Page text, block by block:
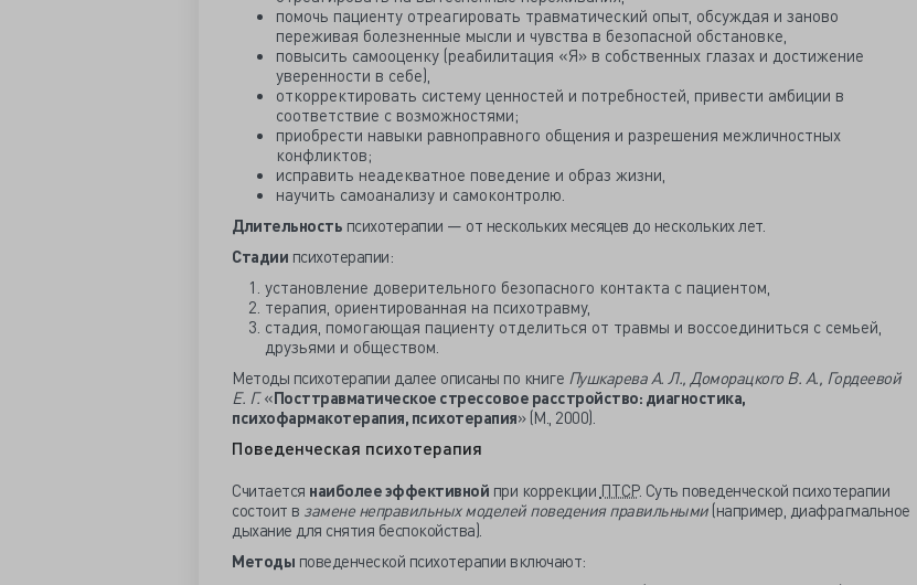
помочь пациенту отреагировать травматический опыт, обсуждая и заново
переживая болезненные мысли и чувства в безопасной обстановке,
повысить самооценку (реабилитация «Я» в собственных глазах и достижение
уверенности в себе),
откорректировать систему ценностей и потребностей, привести амбиции в
соответствие с возможностями;
приобрести навыки равноправного общения и разрешения межличностных
конфликтов;
исправить неадекватное поведение и образ жизни,
научить самоанализу и самоконтролю.
Длительность психотерапии — от нескольких месяцев до нескольких лет.
Стадии психотерапии:
установление доверительного безопасного контакта с пациентом,
терапия, ориентированная на психотравму,
стадия, помогающая пациенту отделиться от травмы и воссоединиться с семьей,
друзьями и обществом.
Методы психотерапии далее описаны по книге Пушкарева А. Л., Доморацкого В. А., Гордеевой
Е. Г.«Посттравматическое стрессовое расстройство: диагностика,
психофармакотерапия, психотерапия» (М., 2000).
Поведенческая психотерапия
Считается наиболее эффективной при коррекции ПТСР. Суть поведенческой психотерапии
состоит в замене неправильных моделей поведения правильными(например, диафрагмальное
дыхание для снятия беспокойства).
Методы поведенческой психотерапии включают: